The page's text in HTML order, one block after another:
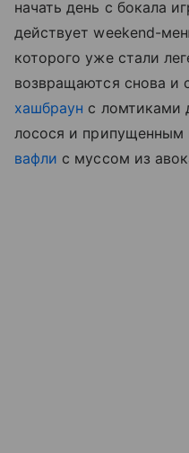
начать день с бокала
действует weekend-
которого уже стали
возвращаются снова и
хашбраун с ломтиками
лосося и припущенным
вафли с муссом из